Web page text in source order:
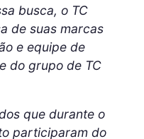
busca, o TC
de suas marcas
e equipe de
do grupo de TC
que durante o
participaram do